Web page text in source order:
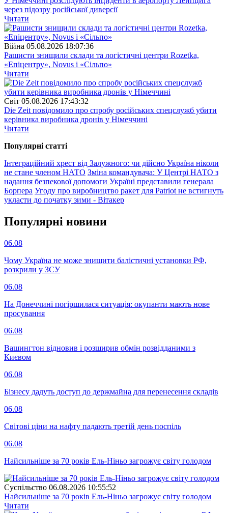
через підозру російської диверсії
Читати
Війна 05.08.2026 18:07:36
Рашисти знищили склади та логістичні центри Rozetka,
«Епіцентру», Novus і «Сільпо»
Читати
Свiт 05.08.2026 17:43:32
Die Zeit повідомило про спробу російських спецслужб убити
керівника виробника дронів у Німеччині
Читати
Популярнi статтi
Інтеграційний хрест від Залужного: чи дійсно Україна ніколи
не стане членом НАТО Зміна командувача: У Центрі НАТО з
надання безпекової допомоги Україні представили генерала
Борпера Угоду про виробництво ракет для Patriot не встигнуть
укласти до початку зими - Вітакер
Популярнi новини
06.08
Чому Україна не може знищити балістичні установки РФ,
розкрили у ЗСУ
06.08
На Донеччині погіршилася ситуація: окупанти мають нове
просування
06.08
Вашингтон відновив і розширив обмін розвідданими з
Києвом
06.08
Бізнесу дадуть доступ до держмайна для перенесення складів
06.08
Світові ціни на нафту падають третій день поспіль
06.08
Найсильніше за 70 років Ель-Ніньо загрожує світу голодом
Суспiльство 06.08.2026 10:55:52
Найсильніше за 70 років Ель-Ніньо загрожує світу голодом
Читати